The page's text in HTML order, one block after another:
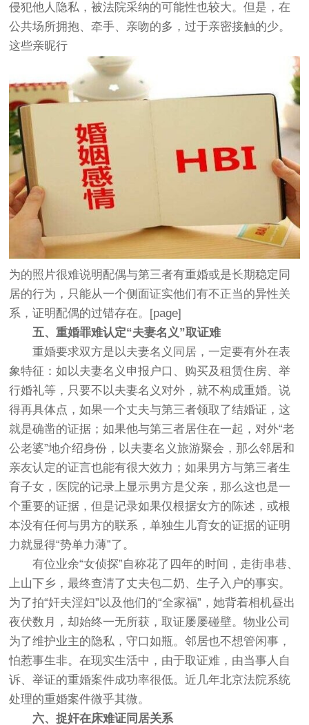
侵犯他人隐私，被法院采纳的可能性也较大。但是，在
公共场所拥抱、牵手、亲吻的多，过于亲密接触的少。
这些亲昵行
为的照片很难说明配偶与第三者有重婚或是长期稳定同
居的行为，只能从一个侧面证实他们有不正当的异性关
系，证明配偶的过错存在。[page]
五、重婚罪难认定“夫妻名义”取证难
重婚要求双方是以夫妻名义同居，一定要有外在表
象特征：如以夫妻名义申报户口、购买及租赁住房、举
行婚礼等，只要不以夫妻名义对外，就不构成重婚。说
得再具体点，如果一个丈夫与第三者领取了结婚证，这
就是确凿的证据；如果他与第三者居住在一起，对外“老
公老婆”地介绍身份，以夫妻名义旅游聚会，那么邻居和
亲友认定的证言也能有很大效力；如果男方与第三者生
育子女，医院的记录上显示男方是父亲，那么这也是一
个重要的证据，但是记录如果仅根据女方的陈述，或根
本没有任何与男方的联系，单独生儿育女的证据的证明
力就显得“势单力薄”了。
有位业余“女侦探”自称花了四年的时间，走街串巷、
上山下乡，最终查清了丈夫包二奶、生子入户的事实。
为了拍“奸夫淫妇”以及他们的“全家福”，她背着相机昼出
夜伏数月，却始终一无所获，取证屡屡碰壁。物业公司
为了维护业主的隐私，守口如瓶。邻居也不想管闲事，
怕惹事生非。在现实生活中，由于取证难，由当事人自
诉、举证的重婚案件成功率很低。近几年北京法院系统
处理的重婚案件微乎其微。
六、捉奸在床难证同居关系